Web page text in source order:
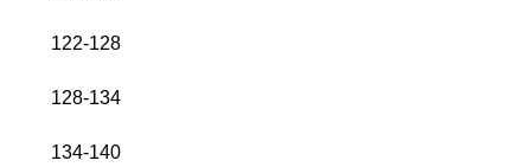
122-128
128-134
134-140